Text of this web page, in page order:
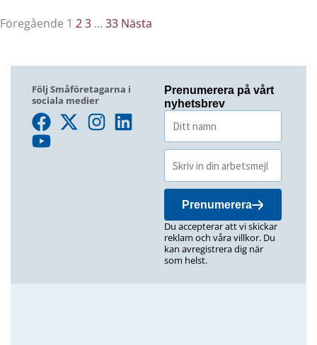
Föregående 1 23 … 33 Nästa
Följ Småföretagarna i
sociala medier
Prenumerera på vårt
nyhetsbrev
Prenumerera
Du accepterar att vi skickar
reklam och våra villkor. Du
kan avregistrera dig när
som helst.